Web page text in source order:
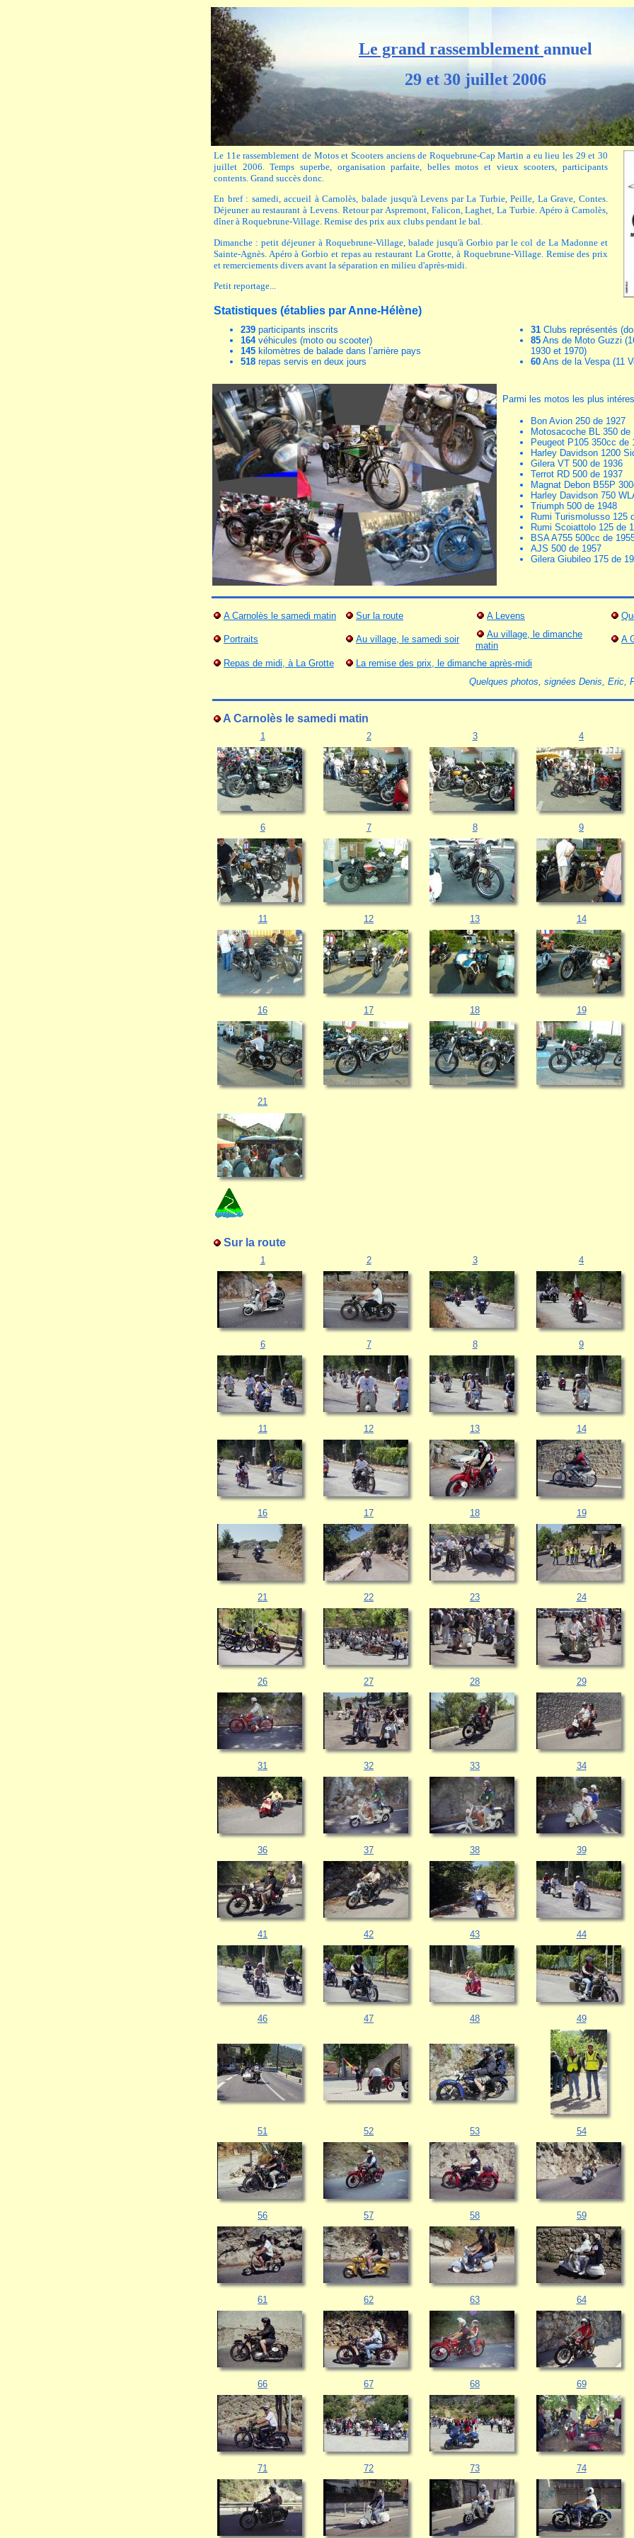
Le grand rassemblement annuel
29 et 30 juillet 2006
Le 11e rassemblement de Motos et Scooters anciens de Roquebrune-Cap Martin a eu lieu les 29 et 30
juillet 2006. Temps superbe, organisation parfaite, belles motos et vieux scooters, participants
contents. Grand succès donc.
En bref : samedi, accueil à Carnolès, balade jusqu'à Levens par La Turbie, Peille, La Grave, Contes.
Déjeuner au restaurant à Levens. Retour par Aspremont, Falicon, Laghet, La Turbie. Apéro à Carnolès,
dîner à Roquebrune-Village. Remise des prix aux clubs pendant le bal.
Dimanche : petit déjeuner à Roquebrune-Village, balade jusqu'à Gorbio par le col de La Madonne et
Sainte-Agnès. Apéro à Gorbio et repas au restaurant La Grotte, à Roquebrune-Village. Remise des prix
et remerciements divers avant la séparation en milieu d'après-midi.
Petit reportage...
Statistiques (établies par Anne-Hélène)
239 participants inscrits
164véhicules (moto ou scooter)
145 kilomètres de balade dans l’arrière pays
518 repas servis en deux jours
31 Clubs représentés
85 Ans de Moto Guzzi
1930 et 1970)
60 Ans de la Vespa (11
Parmi les motos les plus
Bon Avion 250 de 1927
Motosacoche BL 350 de
Peugeot P105 350cc de
Harley Davidson 1200
Gilera VT 500 de 1936
Terrot RD 500 de 1937
Magnat Debon B55P
Harley Davidson 750
Triumph 500 de 1948
Rumi Turismolusso 125
Rumi Scoiattolo 125 de
BSA A755 500cc de
AJS 500 de 1957
Gilera Giubileo 175 de
A Carnolès le samedi matin Sur la route A Levens
Portraits Au village, le samedi soir
Au village, le dimanche
matin
A
Repas de midi, à La Grotte
La remise des prix, le dimanche après-midi
Quelques photos, signées Denis, Eric,
A Carnolès le samedi matin
1 2 3 4
6 7 8 9
11 12 13 14
16 17 18 19
21
Sur la route
1 2 3 4
6 7 8 9
11 12 13 14
16 17 18 19
21 22 23 24
26 27 28 29
31 32 33 34
36 37 38 39
41 42 43 44
46 47 48 49
51 52 53 54
56 57 58 59
61 62 63 64
66 67 68 69
71 72 73 74